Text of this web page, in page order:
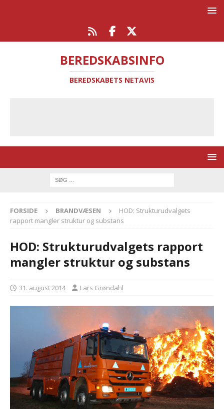
BEREDSKABSINFO
BEREDSKABETS NETAVIS
FORSIDE BRANDVÆSEN
HOD: Strukturudvalgets
rapport mangler struktur og substans
HOD: Strukturudvalgets rapport
mangler struktur og substans
31. august 2014 Lars Grøndahl